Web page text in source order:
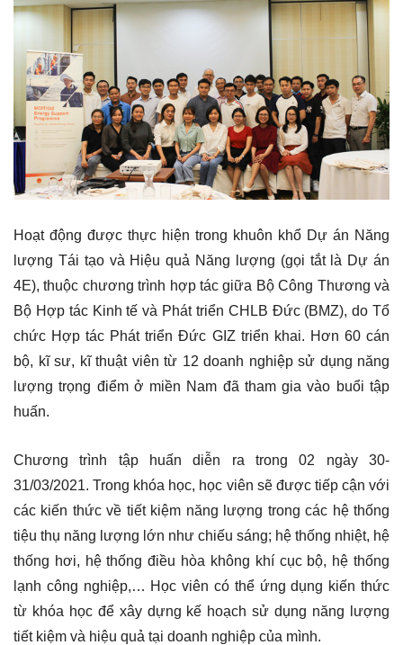
Hoạt động được thực hiện trong khuôn khổ Dự án Năng
lượng Tái tạo và Hiệu quả Năng lượng (gọi tắt là Dự án
4E), thuộc chương trình hợp tác giữa Bộ Công Thương và
Bộ Hợp tác Kinh tế và Phát triển CHLB Đức (BMZ), do Tổ
chức Hợp tác Phát triển Đức GIZ triển khai. Hơn 60 cán
bộ, kĩ sư, kĩ thuật viên từ 12 doanh nghiệp sử dụng năng
lượng trọng điểm ở miền Nam đã tham gia vào buổi tập
huấn.
Chương trình tập huấn diễn ra trong 02 ngày 30-
31/03/2021. Trong khóa học, học viên sẽ được tiếp cận với
các kiến thức về tiết kiệm năng lượng trong các hệ thống
tiệu thụ năng lượng lớn như chiếu sáng; hệ thống nhiệt, hệ
thống hơi, hệ thống điều hòa không khí cục bộ, hệ thống
lạnh công nghiệp,… Học viên có thể ứng dụng kiến thức
từ khóa học để xây dựng kế hoạch sử dụng năng lượng
tiết kiệm và hiệu quả tại doanh nghiệp của mình.